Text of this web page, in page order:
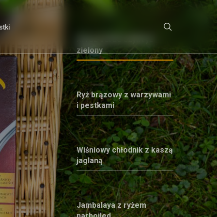
zielony
Ryż brązowy z warzywami
i pestkami
Wiśniowy chłodnik z kaszą
jaglaną
Jambalaya z ryżem